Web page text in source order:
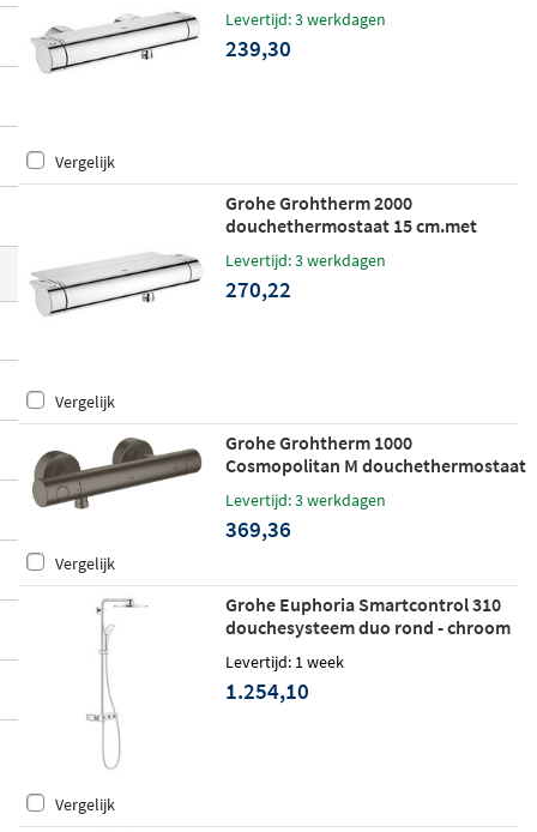
male douchebeleving.
Levertijd: 3 werkdagen
239,30
Vergelijk
Grohe Grohtherm 2000
douchethermostaat 15 cm.met
Levertijd: 3 werkdagen
270,22
Vergelijk
Grohe Grohtherm 1000
Cosmopolitan M douchethermostaat
hard graphite geborsteld
Levertijd: 3 werkdagen
369,36
Vergelijk
Grohe Euphoria Smartcontrol 310
douchesysteem duo rond - chroom
Levertijd: 1 week
1.254,10
Vergelijk